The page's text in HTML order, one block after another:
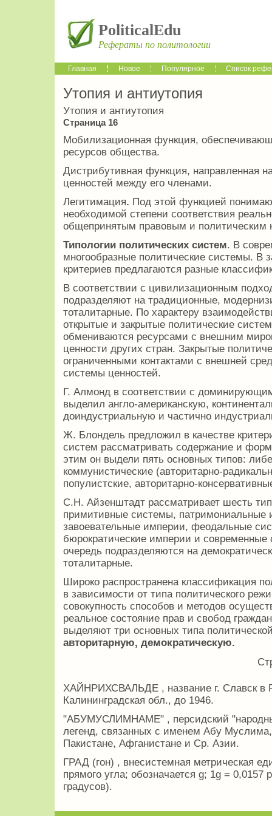
PoliticalEdu
Рефераты по политологии
Главная Новое Популярное Список
Утопия и антиутопия
Утопия и антиутопия
Страница 16
Мобилизационная функция,
ресурсов общества.
Дистрибутивная функция, направленная
ценностей между его членами.
Легитимация. Под этой функцией
необходимой степени соответствия
общепринятым правовым и политическим
Типологии политических систем. В
многообразные политические системы. В
критериев предлагаются разные
В соответствии с цивилизационным
подразделяют на традиционные,
тоталитарные. По характеру
открытые и закрытые политические
обмениваются ресурсами с внешним
ценности других стран. Закрытые
ограниченными контактами с внешней
системы ценностей.
Г. Алмонд в соответствии с
выделил англо-американскую,
доиндустриальную и частично
Ж. Блондель предложил в качестве
систем рассматривать содержание и
этим он выдели пять основных типов:
коммунистические (авторитарно-
популистские, авторитарно-
С.Н. Айзенштадт рассматривает шесть
примитивные системы, патримониальные
завоевательные империи, феодальные
бюрократические империи и
очередь подразделяются на
тоталитарные.
Широко распространена классификация
в зависимости от типа политического
совокупность способов и методов
реальное состояние прав и свобод
выделяют три основных типа
авторитарную, демократическую.
ХАЙНРИХСВАЛЬДЕ , название г. Славск в
Калининградская обл., до 1946.
"АБУМУСЛИМНАМЕ" , персидский
легенд, связанных с именем Абу
Пакистане, Афганистане и Ср. Азии.
ГРАД (гон) , внесистемная метрическая
прямого угла; обозначается g; 1g = 0,0157
градусов).